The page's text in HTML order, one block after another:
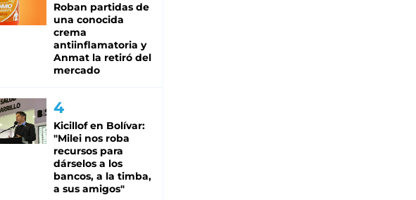
Roban partidas de
una conocida
crema
antiinflamatoria y
Anmat la retiró del
mercado
Kicillof en Bolívar:
"Milei nos roba
recursos para
dárselos a los
bancos, a la timba,
a sus amigos"